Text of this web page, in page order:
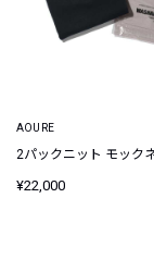
AOURE
2パックニット モック
¥22,000